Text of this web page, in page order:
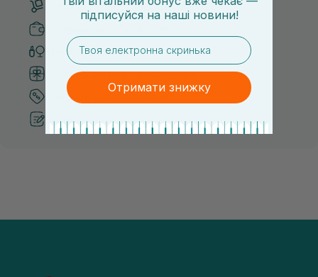
Безкоштовна доставка від 3000 UAH
Тільки оригінальна косметика
Система бонусів та лояльності
Кращі ціни та топ товари
Рекомендації від косметологів
підписуйся на наші новини!
email
Отримати знижку